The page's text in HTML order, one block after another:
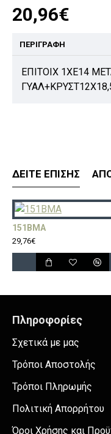
20,96€
ΠΕΡΙΓΡΑΦΉ
ΕΠΙΤΟΙΧ 1ΧΕ14
ΔΕΊΤΕ ΕΠΊΣΗΣ
151BMA
29,76€
Πληροφορίες
Σχετικά με μας
Τρόποι Αποστολής
Τρόποι Πληρωμής
Πολιτική Απορρήτου
Όροι Χρήσης και